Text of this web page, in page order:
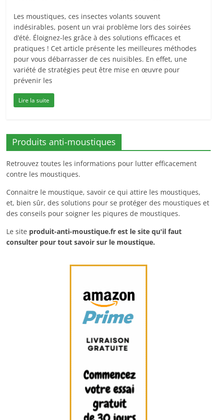
Les moustiques, ces insectes volants souvent
indésirables, posent un vrai problème lors des soirées
d’été. Éloignez-les grâce à des solutions efficaces et
pratiques ! Cet article présente les meilleures méthodes
pour vous débarrasser de ces nuisibles. En effet, une
variété de stratégies peut être mise en œuvre pour
prévenir les
Lire la suite
Produits anti-moustiques
Retrouvez toutes les informations pour lutter efficacement
contre les moustiques.
Connaitre le moustique, savoir ce qui attire les moustiques,
et, bien sûr, des solutions pour se protéger des moustiques et
des conseils pour soigner les piqures de moustiques.
Le site produit-anti-moustique.fr est le site qu'il faut
consulter pour tout savoir sur le moustique.